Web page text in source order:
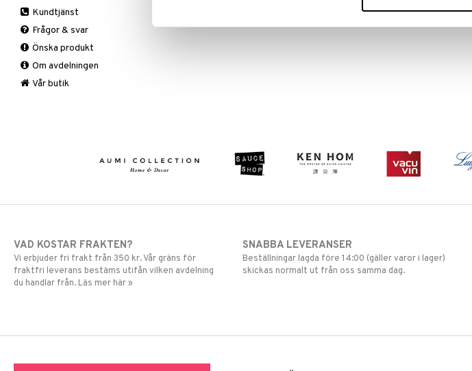
Bäddset
Kuddar & Täcken
Lakan & Örngott
Tillbehör
Filtar & Plädar
Kökstextilier
Mattor
Övrigt
Prydnadskuddar
Friluftsliv
Grill & Grilltillbehör
Krukor
Mygg- & insektsskydd
Picknick
Kundtjänst
Frågor & svar
Önska produkt
Om avdelningen
Vår butik
VAD KOSTAR FRAKTEN?
Vi erbjuder fri frakt från 350 kr. Vår gräns för
fraktfri leverans bestäms utifån vilken avdelning
du handlar från. Läs mer här »
SNABBA LEVERANSER
Beställningar lagda före 14:00 (gäller varor i lager)
skickas normalt ut från oss samma dag.